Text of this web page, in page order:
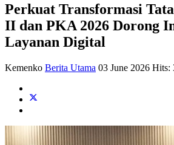
Perkuat Transformasi
II dan PKA 2026 Dorong
Layanan Digital
Kemenko Berita Utama 03 June 2026 Hits: